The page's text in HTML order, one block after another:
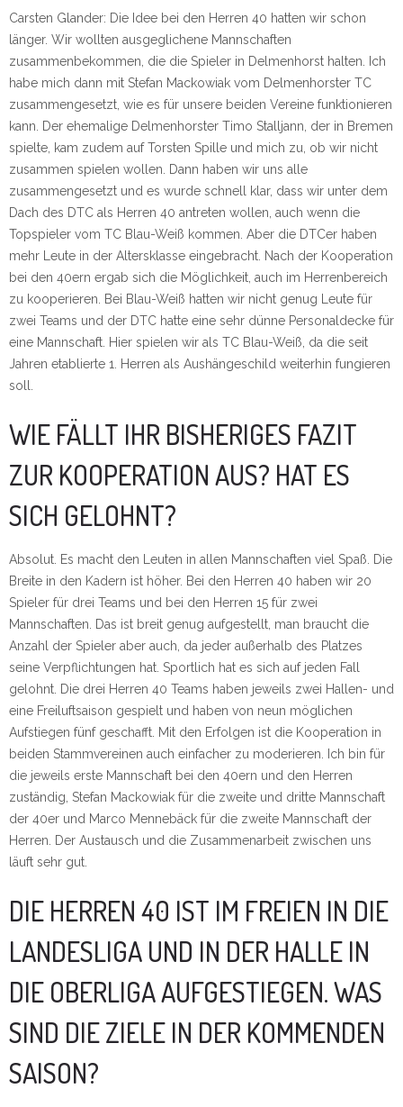
Carsten Glander: Die Idee bei den Herren 40 hatten wir schon
länger. Wir wollten ausgeglichene Mannschaften
zusammenbekommen, die die Spieler in Delmenhorst halten. Ich
habe mich dann mit Stefan Mackowiak vom Delmenhorster TC
zusammengesetzt, wie es für unsere beiden Vereine funktionieren
kann. Der ehemalige Delmenhorster Timo Stalljann, der in Bremen
spielte, kam zudem auf Torsten Spille und mich zu, ob wir nicht
zusammen spielen wollen. Dann haben wir uns alle
zusammengesetzt und es wurde schnell klar, dass wir unter dem
Dach des DTC als Herren 40 antreten wollen, auch wenn die
Topspieler vom TC Blau-Weiß kommen. Aber die DTCer haben
mehr Leute in der Altersklasse eingebracht. Nach der Kooperation
bei den 40ern ergab sich die Möglichkeit, auch im Herrenbereich
zu kooperieren. Bei Blau-Weiß hatten wir nicht genug Leute für
zwei Teams und der DTC hatte eine sehr dünne Personaldecke für
eine Mannschaft. Hier spielen wir als TC Blau-Weiß, da die seit
Jahren etablierte 1. Herren als Aushängeschild weiterhin fungieren
soll.
WIE FÄLLT IHR BISHERIGES FAZIT
ZUR KOOPERATION AUS? HAT ES
SICH GELOHNT?
Absolut. Es macht den Leuten in allen Mannschaften viel Spaß. Die
Breite in den Kadern ist höher. Bei den Herren 40 haben wir 20
Spieler für drei Teams und bei den Herren 15 für zwei
Mannschaften. Das ist breit genug aufgestellt, man braucht die
Anzahl der Spieler aber auch, da jeder außerhalb des Platzes
seine Verpflichtungen hat. Sportlich hat es sich auf jeden Fall
gelohnt. Die drei Herren 40 Teams haben jeweils zwei Hallen- und
eine Freiluftsaison gespielt und haben von neun möglichen
Aufstiegen fünf geschafft. Mit den Erfolgen ist die Kooperation in
beiden Stammvereinen auch einfacher zu moderieren. Ich bin für
die jeweils erste Mannschaft bei den 40ern und den Herren
zuständig, Stefan Mackowiak für die zweite und dritte Mannschaft
der 40er und Marco Mennebäck für die zweite Mannschaft der
Herren. Der Austausch und die Zusammenarbeit zwischen uns
läuft sehr gut.
DIE HERREN 40 IST IM FREIEN IN DIE
LANDESLIGA UND IN DER HALLE IN
DIE OBERLIGA AUFGESTIEGEN. WAS
SIND DIE ZIELE IN DER KOMMENDEN
SAISON?